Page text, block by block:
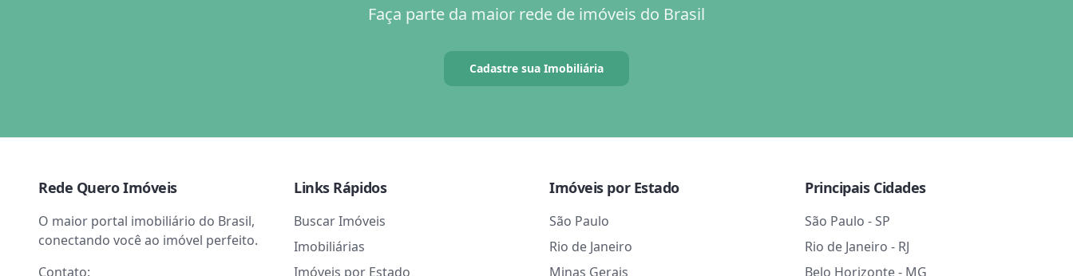
Faça parte da maior rede de imóveis do Brasil
Cadastre sua Imobiliária
Rede Quero Imóveis
O maior portal imobiliário do Brasil,
conectando você ao imóvel perfeito.
Contato:
Links Rápidos
Buscar Imóveis
Imobiliárias
Imóveis por Estado
Imóveis por Estado
São Paulo
Rio de Janeiro
Minas Gerais
Principais Cidades
São Paulo - SP
Rio de Janeiro - RJ
Belo Horizonte - MG